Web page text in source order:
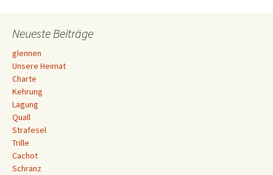
Navigation
Neueste Beiträge
glennen
Unsere Heimat
Charte
Kehrung
Lagung
Quall
Strafesel
Trille
Cachot
Schranz